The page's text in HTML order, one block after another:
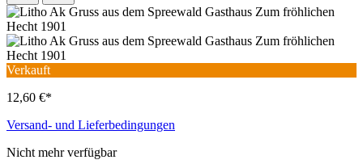
Verkauft
12,60 €*
Versand- und Lieferbedingungen
Nicht mehr verfügbar